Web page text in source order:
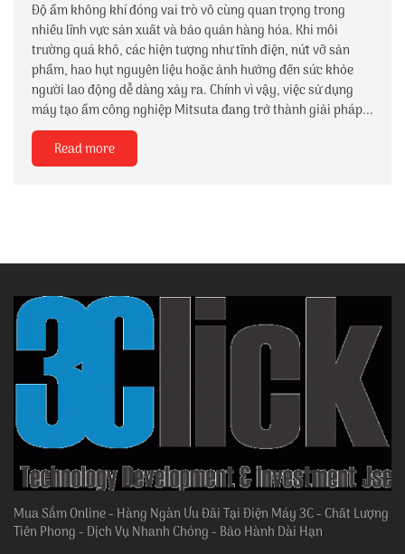
Độ ẩm không khí đóng vai trò vô cùng quan trọng trong
nhiều lĩnh vực sản xuất và bảo quản hàng hóa. Khi môi
trường quá khô, các hiện tượng như tĩnh điện, nứt vỡ sản
phẩm, hao hụt nguyên liệu hoặc ảnh hưởng đến sức khỏe
người lao động dễ dàng xảy ra. Chính vì vậy, việc sử dụng
máy tạo ẩm công nghiệp Mitsuta đang trở thành giải pháp...
Read more
Mua Sắm Online - Hàng Ngàn Ưu Đãi Tại Điện Máy 3C - Chất Lượng
Tiên Phong - Dịch Vụ Nhanh Chóng - Bảo Hành Dài Hạn